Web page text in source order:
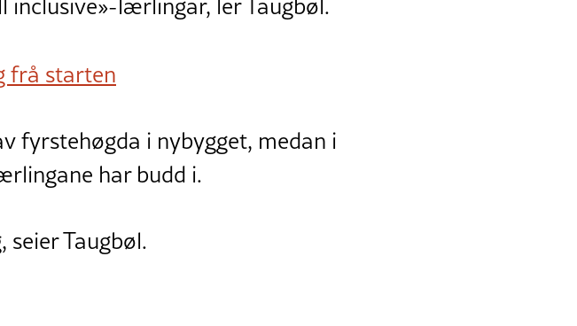
inclusive»-lærlingar, ler Taugbøl.
frå starten
fyrstehøgda i nybygget, medan i
har budd i.
Taugbøl.